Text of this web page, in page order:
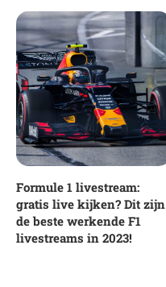
Formule 1 livestream:
gratis live kijken? Dit zijn
de beste werkende F1
livestreams in 2023!